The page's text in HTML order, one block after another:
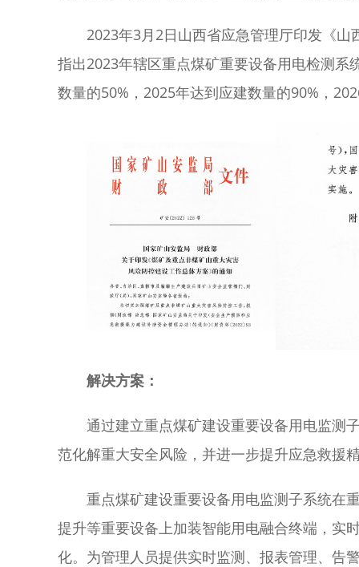
2023年3月2日山西省应急管理厅印发《
指出2023年辖区重点煤矿重要设备用电检测
数量的50%，2025年达到应建数量的90%，
解决方案：
通过建立重点煤矿建设重要设备用电监测
范化解重大安全风险，并进一步提升应急救援
重点煤矿建设重要设备用电监测子系统在
提升等重要设备上加装智能用电融合终端，实
化。为管理人员提供实时监测、报表管理、告